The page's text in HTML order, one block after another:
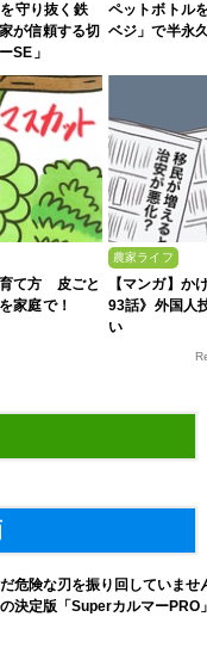
守り抜く鉄
が信頼する切
SE」
ペットボトル
ベジ」で半永
て方 皮ごと
家庭で！
農家ライフ
【マンガ】か
93話》外国人
い
危険な刃を振り回していませ
決定版「SuperカルマーPRO」